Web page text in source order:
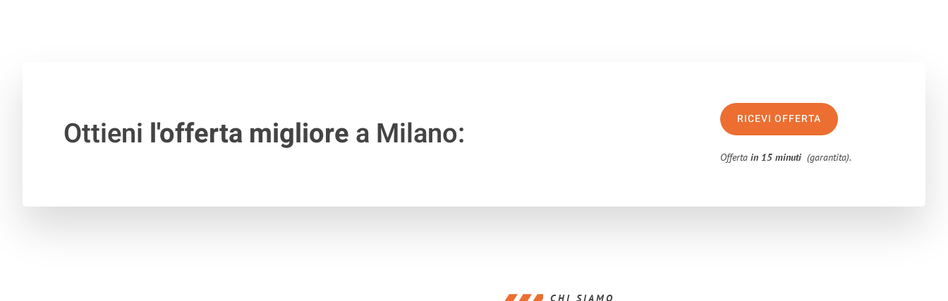
Ottieni l'offerta migliorea Milano: RICEVI OFFERTA
Offertain 15 minuti (garantita).
CHI SIAMO